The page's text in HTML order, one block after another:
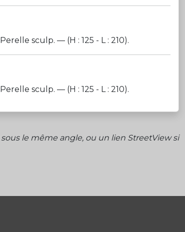
sculp. — (H : 125 - L : 210).
sculp. — (H : 125 - L : 210).
le même angle, ou un lien StreetView si